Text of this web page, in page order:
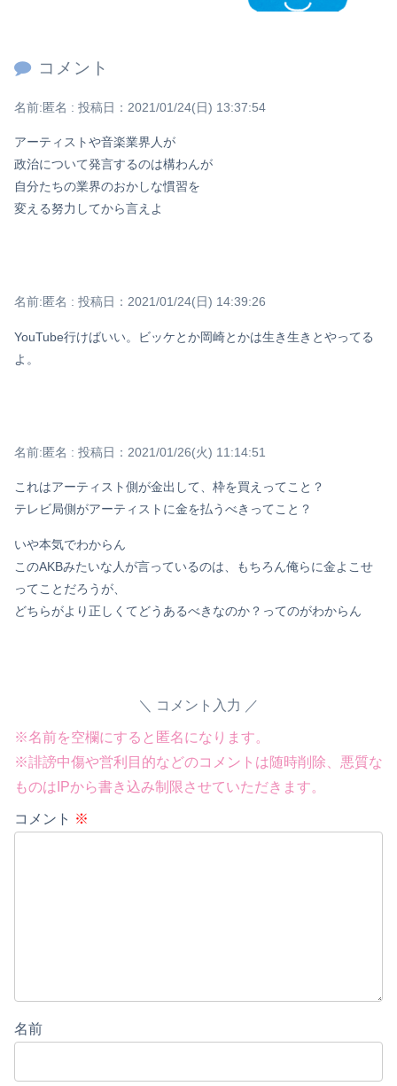
Powered by livedoor 相互RSS
コメント
名前:匿名 : 投稿日：2021/01/24(日) 13:37:54
アーティストや音楽業界人が
政治について発言するのは構わんが
自分たちの業界のおかしな慣習を
変える努力してから言えよ
名前:匿名 : 投稿日：2021/01/24(日) 14:39:26
YouTube行けばいい。ビッケとか岡崎とかは生き生きとやってる
よ。
名前:匿名 : 投稿日：2021/01/26(火) 11:14:51
これはアーティスト側が金出して、枠を買えってこと？
テレビ局側がアーティストに金を払うべきってこと？
いや本気でわからん
このAKBみたいな人が言っているのは、もちろん俺らに金よこせ
ってことだろうが、
どちらがより正しくてどうあるべきなのか？ってのがわからん
コメント入力
※名前を空欄にすると匿名になります。
※誹謗中傷や営利目的などのコメントは随時削除、悪質な
ものはIPから書き込み制限させていただきます。
コメント ※
名前